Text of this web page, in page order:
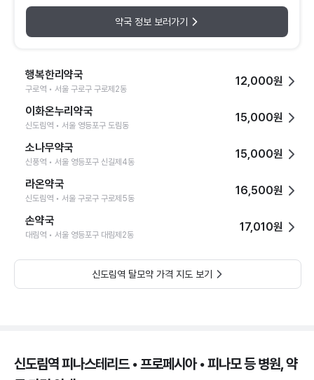
약국 정보 보러가기
행복한리약국
구로역 • 서울 구로구 구로제2동
12,000원
이화온누리약국
신도림역 • 서울 영등포구 도림동
15,000원
소나무약국
신풍역 • 서울 영등포구 신길제4동
15,000원
라온약국
신도림역 • 서울 구로구 구로제5동
16,500원
손약국
대림역 • 서울 영등포구 대림제2동
17,010원
신도림역 탈모약 가격 지도 보기
신도림역 피나스테리드 • 프로페시아 • 피나모 등 병원, 약